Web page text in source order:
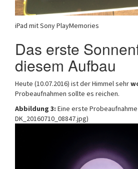
iPad mit Sony PlayMemories
Das erste
diesem Aufbau
Heute (10.07.2016) ist der Himmel sehr
Probeaufnahmen sollte es reichen.
Abbildung 3: Eine erste
DK_20160710_08847.jpg)